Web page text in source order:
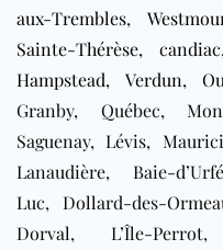
aux-Trembles,
Sainte-Thérèse, candiac
Hampstead, Verdun,
Granby, Québec,
Saguenay, Lévis,
Lanaudière, Baie-
Luc, Dollard-des-
Dorval, L’Île-